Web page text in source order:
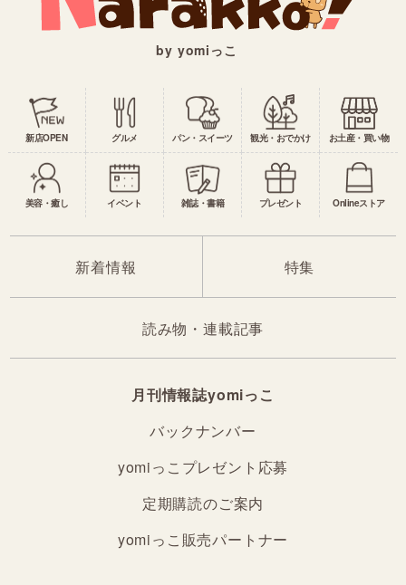
by yomiっこ
新店OPEN グルメ パン・スイーツ 観光・おでかけ お土産・買い物
美容・癒し イベント 雑誌・書籍 プレゼント Onlineストア
新着情報 特集
読み物・連載記事
月刊情報誌yomiっこ
バックナンバー
yomiっこプレゼント応募
定期購読のご案内
yomiっこ販売パートナー